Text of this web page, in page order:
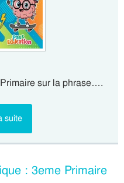
sur la phrase….
suite
: 3eme Primaire